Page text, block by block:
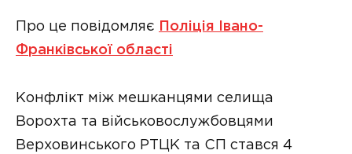
Про це повідомляє
Поліція Івано-
Франківської області
Конфлікт між мешканцями селища
Ворохта та військовослужбовцями
Верховинського РТЦК та СП стався 4